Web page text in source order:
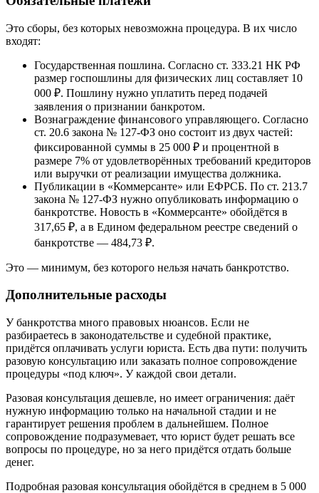
Это сборы, без которых невозможна процедура. В их число
входят:
Государственная пошлина. Согласно ст. 333.21 НК РФ
размер госпошлины для физических лиц составляет 10
000 ₽. Пошлину нужно уплатить перед подачей
заявления о признании банкротом.
Вознаграждение финансового управляющего. Согласно
ст. 20.6 закона № 127-ФЗ оно состоит из двух частей:
фиксированной суммы в 25 000 ₽ и процентной в
размере 7% от удовлетворённых требований кредиторов
или выручки от реализации имущества должника.
Публикации в «Коммерсанте» или ЕФРСБ. По ст. 213.7
закона № 127-ФЗ нужно опубликовать информацию о
банкротстве. Новость в «Коммерсанте» обойдётся в
317,65 ₽, а в Едином федеральном реестре сведений о
банкротстве — 484,73 ₽.
Это — минимум, без которого нельзя начать банкротство.
Дополнительные расходы
У банкротства много правовых нюансов. Если не
разбираетесь в законодательстве и судебной практике,
придётся оплачивать услуги юриста. Есть два пути: получить
разовую консультацию или заказать полное сопровождение
процедуры «под ключ». У каждой свои детали.
Разовая консультация дешевле, но имеет ограничения: даёт
нужную информацию только на начальной стадии и не
гарантирует решения проблем в дальнейшем. Полное
сопровождение подразумевает, что юрист будет решать все
вопросы по процедуре, но за него придётся отдать больше
денег.
Подробная разовая консультация обойдётся в среднем в 5 000